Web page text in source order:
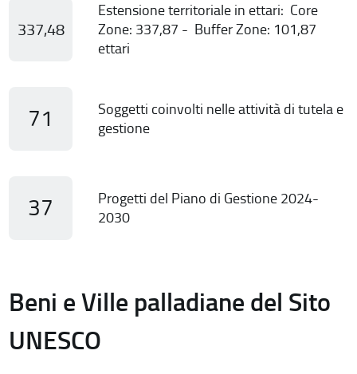
337,48
Estensione territoriale in ettari: Core
Zone: 337,87 - Buffer Zone: 101,87
ettari
71
Soggetti coinvolti nelle attività di tutela e
gestione
37
Progetti del Piano di Gestione 2024-
2030
Beni e Ville palladiane del Sito
UNESCO